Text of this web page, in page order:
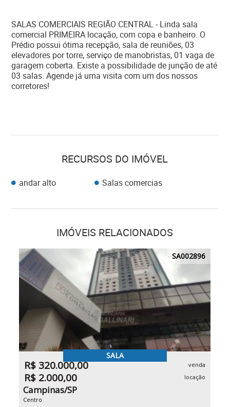
SALAS COMERCIAIS REGIÃO CENTRAL - Linda sala
comercial PRIMEIRA locação, com copa e banheiro. O
Prédio possui ótima recepção, sala de reuniões, 03
elevadores por torre, serviço de manobristas, 01 vaga de
garagem coberta. Existe a possibilidade de junção de até
03 salas. Agende já uma visita com um dos nossos
corretores!
RECURSOS DO IMÓVEL
andar alto Salas comercias
IMÓVEIS RELACIONADOS
SA002896
SALA
R$ 320.000,00 venda
R$ 2.000,00 locação
Campinas/SP
Centro